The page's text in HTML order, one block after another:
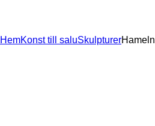
HemKonst till saluSkulpturerHameln